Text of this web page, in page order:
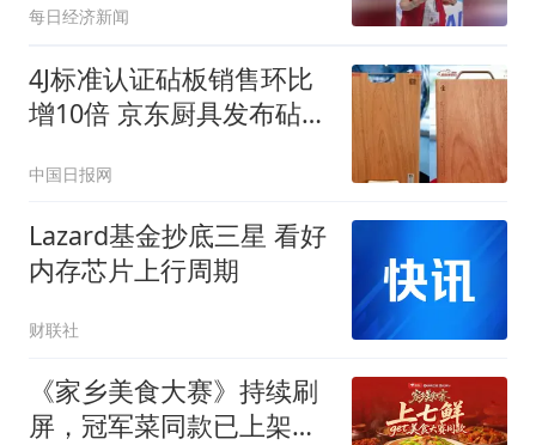
产品出现
每日经济新闻
4J标准认证砧板销售环比
增10倍 京东厨具发布砧板
中国日报网
Lazard基金抄底三星 看好
内存芯片上行周期
财联社
《家乡美食大赛》持续刷
屏，冠军菜同款已上架京